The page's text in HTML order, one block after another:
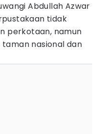
Abdullah Azwar
tidak
perkotaan, namun
taman nasional dan